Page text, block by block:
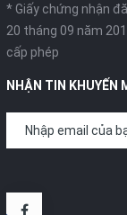
* Giấy chứng nhận
20 tháng 09 năm
cấp phép
NHẬN TIN KHUYẾN